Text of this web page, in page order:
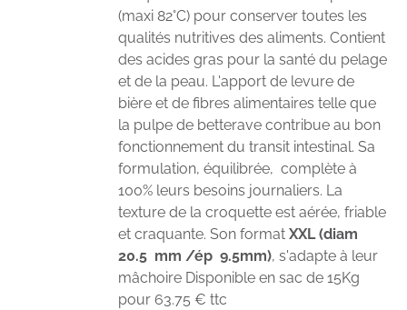
(maxi 82°C) pour conserver toutes les
qualités nutritives des aliments. Contient
des acides gras pour la santé du pelage
et de la peau. L'apport de levure de
bière et de fibres alimentaires telle que
la pulpe de betterave contribue au bon
fonctionnement du transit intestinal. Sa
formulation, équilibrée, complète à
100% leurs besoins journaliers. La
texture de la croquette est aérée, friable
et craquante. Son formatXXL (diam
20.5 mm /ép 9.5mm), s'adapte à leur
mâchoire Disponible en sac de 15Kg
pour 63.75 € ttc